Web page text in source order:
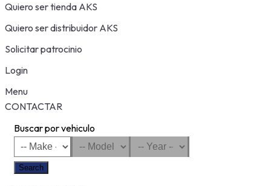
Quiero ser tienda AKS
Quiero ser distribuidor AKS
Solicitar patrocinio
Login
Menu
CONTACTAR
Buscar por vehiculo
Search